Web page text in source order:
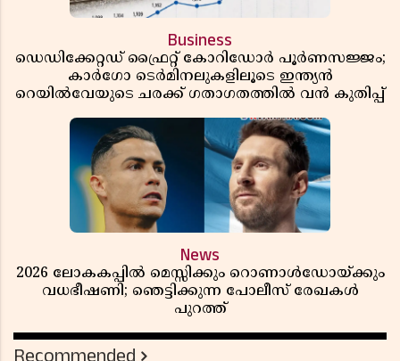
Business
ഡെഡിക്കേറ്റഡ് ഫ്രൈറ്റ് കോറിഡോർ പൂർണസജ്ജം;
കാർഗോ ടെർമിനലുകളിലൂടെ ഇന്ത്യൻ
റെയിൽവേയുടെ ചരക്ക് ഗതാഗതത്തിൽ വൻ കുതിപ്പ്
News
2026 ലോകകപ്പിൽ മെസ്സിക്കും റൊണാൾഡോയ്ക്കും
വധഭീഷണി; ഞെട്ടിക്കുന്ന പോലീസ് രേഖകൾ
പുറത്ത്